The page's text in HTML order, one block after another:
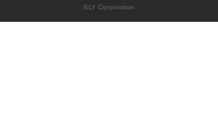
©LY Corporation
このコンテンツは掲載が終了しました | LINE占い